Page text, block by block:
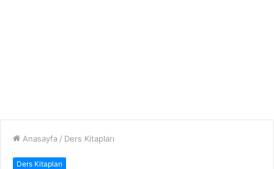
Anasayfa / Ders Kitapları
Ders Kitapları